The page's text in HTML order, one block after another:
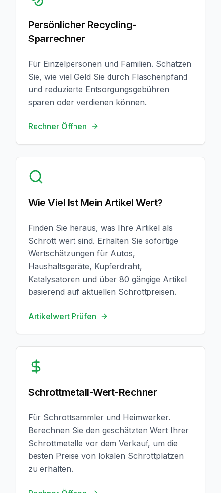
Persönlicher Recycling-
Sparrechner
Für Einzelpersonen und Familien. Schätzen
Sie, wie viel Geld Sie durch Flaschenpfand
und reduzierte Entsorgungsgebühren
sparen oder verdienen können.
Rechner Öffnen
Wie Viel Ist Mein Artikel Wert?
Finden Sie heraus, was Ihre Artikel als
Schrott wert sind. Erhalten Sie sofortige
Wertschätzungen für Autos,
Haushaltsgeräte, Kupferdraht,
Katalysatoren und über 80 gängige Artikel
basierend auf aktuellen Schrottpreisen.
Artikelwert Prüfen
Schrottmetall-Wert-Rechner
Für Schrottsammler und Heimwerker.
Berechnen Sie den geschätzten Wert Ihrer
Schrottmetalle vor dem Verkauf, um die
besten Preise von lokalen Schrottplätzen
zu erhalten.